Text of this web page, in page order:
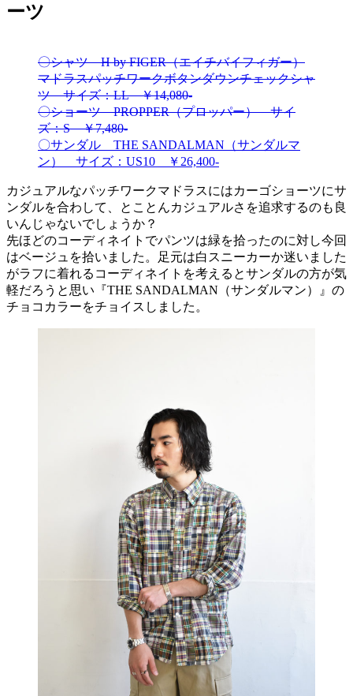
ーツ
〇シャツ H by FIGER（エイチバイフィガー）
マドラスパッチワークボタンダウンチェックシャ
ツ サイズ：LL ￥14,080-
〇ショーツ PROPPER（プロッパー） サイ
ズ：S ￥7,480-
〇サンダル THE SANDALMAN（サンダルマ
ン） サイズ：US10 ￥26,400-
カジュアルなパッチワークマドラスにはカーゴショーツにサ
ンダルを合わして、とことんカジュアルさを追求するのも良
いんじゃないでしょうか？
先ほどのコーディネイトでパンツは緑を拾ったのに対し今回
はベージュを拾いました。足元は白スニーカーか迷いました
がラフに着れるコーディネイトを考えるとサンダルの方が気
軽だろうと思い『THE SANDALMAN（サンダルマン）』の
チョコカラーをチョイスしました。